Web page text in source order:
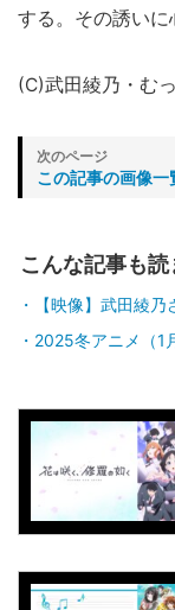
する。その誘い
(C)武田綾乃・む
この記事の画像一
こんな記事も
【映像】武田綾
2025冬アニメ（1